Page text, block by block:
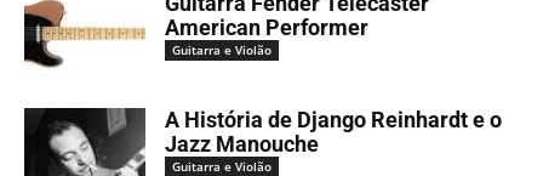
American Performer
Guitarra e Violão
A História de Django Reinhardt e o
Jazz Manouche
Guitarra e Violão